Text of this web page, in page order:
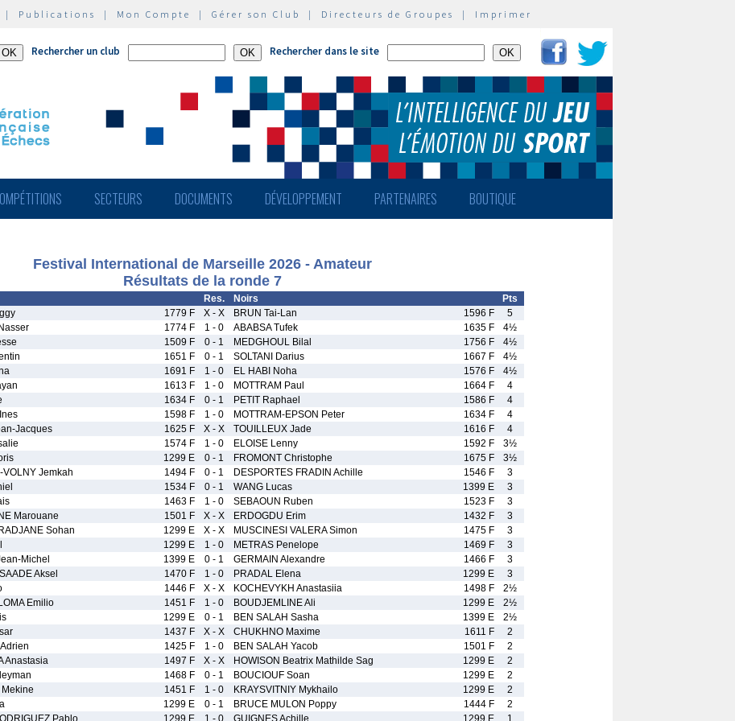
| Publications | Mon Compte | Gérer son Club | Directeurs de Groupes | Imprimer
Rechercher un club Rechercher dans le site
SECTEURS DOCUMENTS DÉVELOPPEMENT PARTENAIRES BOUTIQUE
Festival International de Marseille 2026 - Amateur
Résultats de la ronde 7
Res. Noirs
Pts
1779 F X - X BRUN Tai-Lan 1596 F
5
1774 F 1 - 0 ABABSA Tufek 1635 F
4½
1509 F 0 - 1 MEDGHOUL Bilal 1756 F
4½
1651 F 0 - 1 SOLTANI Darius 1667 F
4½
1691 F 1 - 0 EL HABI Noha 1576 F
4½
1613 F 1 - 0 MOTTRAM Paul 1664 F
4
1634 F 0 - 1 PETIT Raphael 1586 F
4
1598 F 1 - 0 MOTTRAM-EPSON Peter 1634 F
4
Jacques 1625 F X - X TOUILLEUX Jade 1616 F
4
1574 F 1 - 0 ELOISE Lenny 1592 F
3½
1299 E 0 - 1 FROMONT Christophe 1675 F
3½
VOLNY Jemkah 1494 F 0 - 1 DESPORTES FRADIN Achille 1546 F
3
1534 F 0 - 1 WANG Lucas 1399 E
3
1463 F 1 - 0 SEBAOUN Ruben 1523 F
3
Marouane 1501 F X - X ERDOGDU Erim 1432 F
3
Sohan 1299 E X - X MUSCINESI VALERA Simon 1475 F
3
1299 E 1 - 0 METRAS Penelope 1469 F
3
Michel 1399 E 0 - 1 GERMAIN Alexandre 1466 F
3
Aksel 1470 F 1 - 0 PRADAL Elena 1299 E
3
1446 F X - X KOCHEVYKH Anastasiia 1498 F
2½
Emilio 1451 F 1 - 0 BOUDJEMLINE Ali 1299 E
2½
1299 E 0 - 1 BEN SALAH Sasha 1399 E
2½
1437 F X - X CHUKHNO Maxime 1611 F
2
1425 F 1 - 0 BEN SALAH Yacob 1501 F
2
Anastasia 1497 F X - X HOWISON Beatrix Mathilde Sag 1299 E
2
1468 F 0 - 1 BOUCIOUF Soan 1299 E
2
Mekine 1451 F 1 - 0 KRAYSVITNIY Mykhailo 1299 E
2
1299 E 0 - 1 BRUCE MULON Poppy 1444 F
2
Pablo 1299 E 1 - 0 GUIGNES Achille 1299 E 1